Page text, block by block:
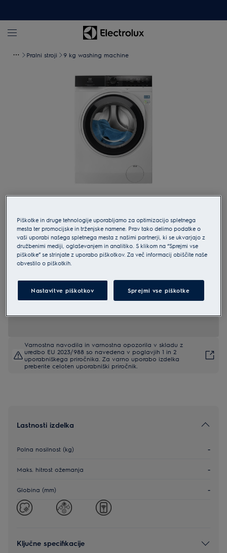
Pralni stroji 9 kg washing machine
Tapnite za povečavo
EW7F4494FQ
Electrolux SteamCare 700 pralni
stroj kapacitete 9 kg in 1400
obratov
0 (0)
Varnostna navodila in varnostna opozorila v skladu z
uredbo EU 2023/988 so navedena v poglavjih 1 in 2
uporabniškega priročnika. Za varno uporabo izdelka
preberite celoten uporabniški priročnik.
Lastnosti izdelka
Polna nosilnost (kg) -
Maks. hitrost ožemanja -
Globina (mm) -
Ključne specifikacije
Piškotke in druge tehnologije uporabljamo za optimizacijo spletnega
mesta ter promocijske in trženjske namene. Prav tako delimo podatke o
vaši uporabi našega spletnega mesta z našimi partnerji, ki se ukvarjajo z
družbenimi mediji, oglaševanjem in analitiko. S klikom na “Sprejmi vse
piškotke” se strinjate z uporabo piškotkov. Za več informacij obiščite naše
obvestilo o piškotkih.
Nastavitve piškotkov Sprejmi vse piškotke